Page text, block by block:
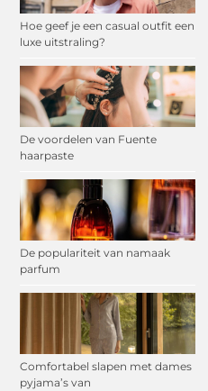
Hoe geef je een casual outfit een
luxe uitstraling?
De voordelen van Fuente
haarpaste
De populariteit van namaak
parfum
Comfortabel slapen met dames
pyjama’s van